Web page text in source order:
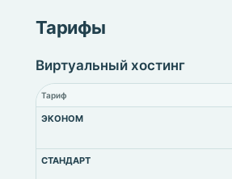
Тарифы
Виртуальный хостинг
Тариф
ЭКОНОМ
СТАНДАРТ